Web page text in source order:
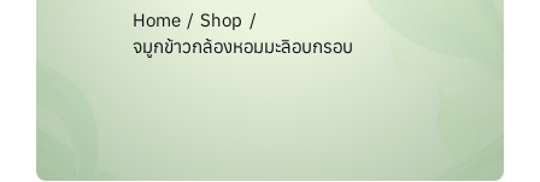
คำถามที่พบบ่อย
Home
Shop
จมูกข้าวกล้องหอมมะลิอบกรอบ